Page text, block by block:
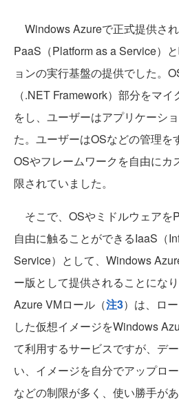
Windows Azureで正式提供さ
PaaS（Platform as a Service）
ョンの実行基盤の提供でした。
（.NET Framework）部分をマ
をし、ユーザーはアプリケーシ
た。ユーザーはOSなどの管理を
OSやフレームワークを自由にカ
限されていました。
そこで、OSやミドルウェアを
自由に触ることができるIaaS（
Service）として、Windows
ー版として提供されることにな
Azure VMロール（注3）は、ロ
した仮想イメージをWindows
て利用するサービスですが、デ
い、イメージを自分でアップロ
などの制限が多く、使い勝手が